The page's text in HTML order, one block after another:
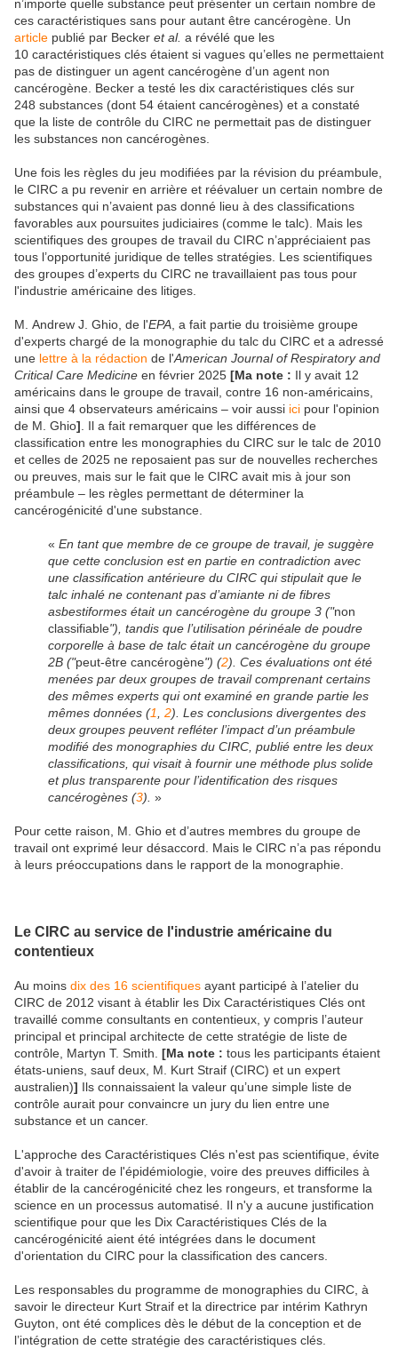
n’importe quelle substance peut présenter un certain nombre de
ces caractéristiques sans pour autant être cancérogène. Un
article publié par Becker et al. a révélé que les
10 caractéristiques clés étaient si vagues qu’elles ne permettaient
pas de distinguer un agent cancérogène d’un agent non
cancérogène. Becker a testé les dix caractéristiques clés sur
248 substances (dont 54 étaient cancérogènes) et a constaté
que la liste de contrôle du CIRC ne permettait pas de distinguer
les substances non cancérogènes.
Une fois les règles du jeu modifiées par la révision du préambule,
le CIRC a pu revenir en arrière et réévaluer un certain nombre de
substances qui n’avaient pas donné lieu à des classifications
favorables aux poursuites judiciaires (comme le talc). Mais les
scientifiques des groupes de travail du CIRC n’appréciaient pas
tous l’opportunité juridique de telles stratégies. Les scientifiques
des groupes d’experts du CIRC ne travaillaient pas tous pour
l'industrie américaine des litiges.
M. Andrew J. Ghio, de l'EPA , a fait partie du troisième groupe
d'experts chargé de la monographie du talc du CIRC et a adressé
une lettre à la rédaction de l'American Journal of Respiratory and
Critical Care Medicine en février 2025 [Ma note : Il y avait 12
américains dans le groupe de travail, contre 16 non-américains,
ainsi que 4 observateurs américains – voir aussi ici pour l'opinion
de M. Ghio] . Il a fait remarquer que les différences de
classification entre les monographies du CIRC sur le talc de 2010
et celles de 2025 ne reposaient pas sur de nouvelles recherches
ou preuves, mais sur le fait que le CIRC avait mis à jour son
préambule – les règles permettant de déterminer la
cancérogénicité d'une substance.
« En tant que membre de ce groupe de travail, je suggère
que cette conclusion est en partie en contradiction avec
une classification antérieure du CIRC qui stipulait que le
talc inhalé ne contenant pas d’amiante ni de fibres
asbestiformes était un cancérogène du groupe 3 ("non
classifiable"), tandis que l’utilisation périnéale de poudre
corporelle à base de talc était un cancérogène du groupe
2B ("peut-être cancérogène") (2). Ces évaluations ont été
menées par deux groupes de travail comprenant certains
des mêmes experts qui ont examiné en grande partie les
mêmes données (1 2). Les conclusions divergentes des
deux groupes peuvent refléter l’impact d’un préambule
modifié des monographies du CIRC, publié entre les deux
classifications, qui visait à fournir une méthode plus solide
et plus transparente pour l’identification des risques
cancérogènes (3). »
Pour cette raison, M. Ghio et d’autres membres du groupe de
travail ont exprimé leur désaccord. Mais le CIRC n’a pas répondu
à leurs préoccupations dans le rapport de la monographie.
Le CIRC au service de l'industrie américaine du
contentieux
Au moins dix des 16 scientifiques ayant participé à l’atelier du
CIRC de 2012 visant à établir les Dix Caractéristiques Clés ont
travaillé comme consultants en contentieux, y compris l’auteur
principal et principal architecte de cette stratégie de liste de
contrôle, Martyn T. Smith. [Ma note : tous les participants étaient
états-uniens, sauf deux, M. Kurt Straif (CIRC) et un expert
australien)] Ils connaissaient la valeur qu’une simple liste de
contrôle aurait pour convaincre un jury du lien entre une
substance et un cancer.
L'approche des Caractéristiques Clés n'est pas scientifique, évite
d'avoir à traiter de l'épidémiologie, voire des preuves difficiles à
établir de la cancérogénicité chez les rongeurs, et transforme la
science en un processus automatisé. Il n'y a aucune justification
scientifique pour que les Dix Caractéristiques Clés de la
cancérogénicité aient été intégrées dans le document
d'orientation du CIRC pour la classification des cancers.
Les responsables du programme de monographies du CIRC, à
savoir le directeur Kurt Straif et la directrice par intérim Kathryn
Guyton, ont été complices dès le début de la conception et de
l’intégration de cette stratégie des caractéristiques clés.